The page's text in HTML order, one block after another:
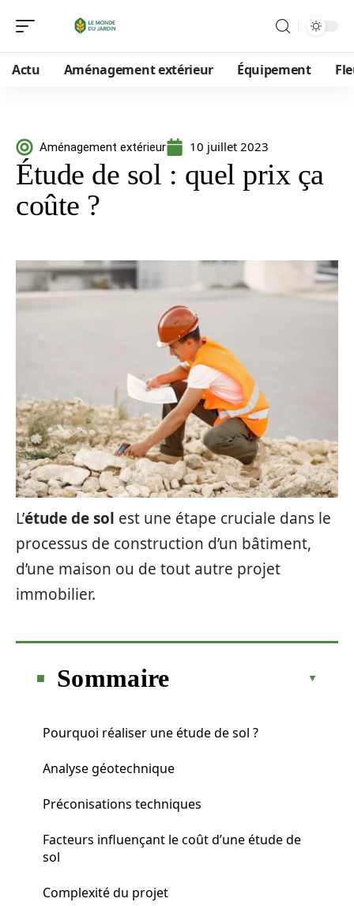
Actu Aménagement extérieur Équipement
Aménagement extérieur 10 juillet 2023
Étude de sol : quel prix ça
coûte ?
L’étude de sol est une étape cruciale dans le
processus de construction d’un bâtiment,
d’une maison ou de tout autre projet
immobilier.
Sommaire
Pourquoi réaliser une étude de sol ?
Analyse géotechnique
Préconisations techniques
Facteurs influençant le coût d’une étude de
sol
Complexité du projet